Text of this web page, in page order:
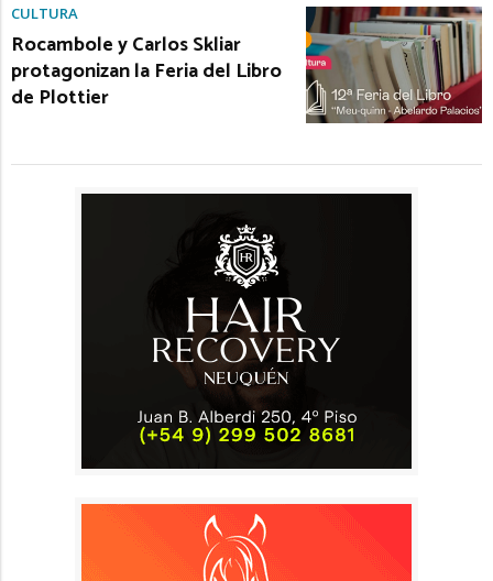
CULTURA
Rocambole y Carlos Skliar
protagonizan la Feria del Libro
de Plottier